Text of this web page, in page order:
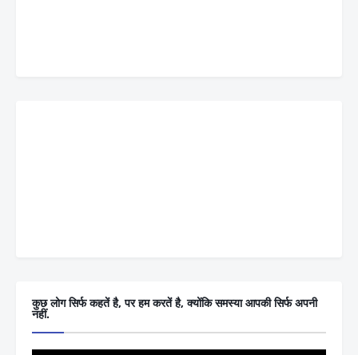
कुछ लोग सिर्फ कहतें है, पर हम करतें है, क्योंकि समस्या आपकी सिर्फ अपनी
नहीं.